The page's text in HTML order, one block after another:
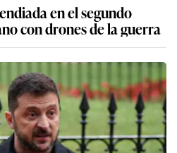
en el segundo
con drones de la guerra